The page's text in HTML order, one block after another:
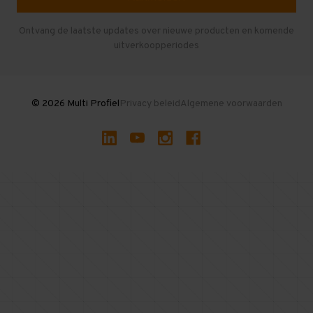
Gebruikte entresolvloeren
Ontvang de laatste updates over nieuwe producten en komende
uitverkoopperiodes
© 2026 Multi ProfielPrivacy beleidAlgemene voorwaarden